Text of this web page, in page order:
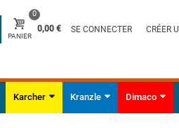
PANIER
0
0,00 € SE CONNECTER CRÉER
Karcher Kranzle Dimaco